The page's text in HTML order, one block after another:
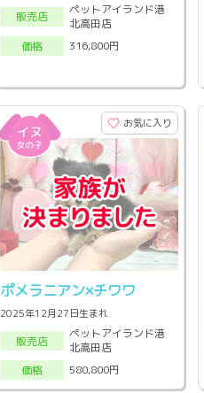
販売店
ペットアイランド港
北高田店
価格
316,800円
お気に入り
ポメラニアン×チワワ
2025年12月27日生まれ
販売店
ペットアイランド港
北高田店
価格
580,800円